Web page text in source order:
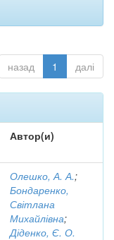
назад 1 далі
Автор(и)
Олешко, А. А.;
Бондаренко,
Світлана
Михайлівна;
Діденко, Є. О.